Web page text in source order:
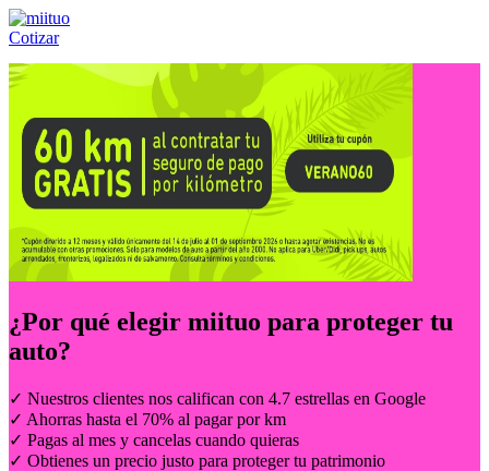
Cotizar
Llámanos al:(55) 84-21-05-00 ó
¿Por qué elegir miituo para proteger tu
auto?
✓ Nuestros clientes nos califican con 4.7 estrellas en Google
✓ Ahorras hasta el 70% al pagar por km
✓ Pagas al mes y cancelas cuando quieras
✓ Obtienes un precio justo para proteger tu patrimonio